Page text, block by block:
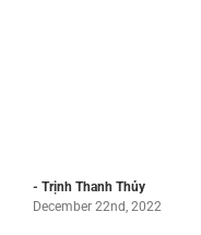
- Trịnh Thanh Thủy
December 22nd, 2022